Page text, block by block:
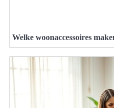
Welke woonaccessoires